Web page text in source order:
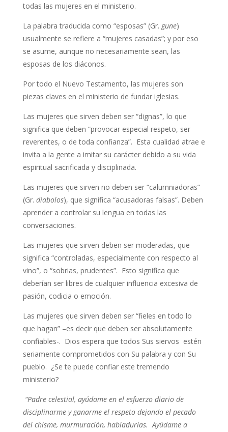
todas las mujeres en el ministerio.
La palabra traducida como “esposas” (Gr. gune)
usualmente se refiere a “mujeres casadas”; y por eso
se asume, aunque no necesariamente sean, las
esposas de los diáconos.
Por todo el Nuevo Testamento, las mujeres son
piezas claves en el ministerio de fundar iglesias.
Las mujeres que sirven deben ser “dignas”, lo que
significa que deben “provocar especial respeto, ser
reverentes, o de toda confianza”. Esta cualidad atrae e
invita a la gente a imitar su carácter debido a su vida
espiritual sacrificada y disciplinada.
Las mujeres que sirven no deben ser “calumniadoras”
(Gr. diabolos), que significa “acusadoras falsas”. Deben
aprender a controlar su lengua en todas las
conversaciones.
Las mujeres que sirven deben ser moderadas, que
significa “controladas, especialmente con respecto al
vino”, o “sobrias, prudentes”. Esto significa que
deberían ser libres de cualquier influencia excesiva de
pasión, codicia o emoción.
Las mujeres que sirven deben ser “fieles en todo lo
que hagan” –es decir que deben ser absolutamente
confiables-. Dios espera que todos Sus siervos estén
seriamente comprometidos con Su palabra y con Su
pueblo. ¿Se te puede confiar este tremendo
ministerio?
“Padre celestial, ayúdame en el esfuerzo diario de
disciplinarme y ganarme el respeto dejando el pecado
del chisme, murmuración, habladurías. Ayúdame a